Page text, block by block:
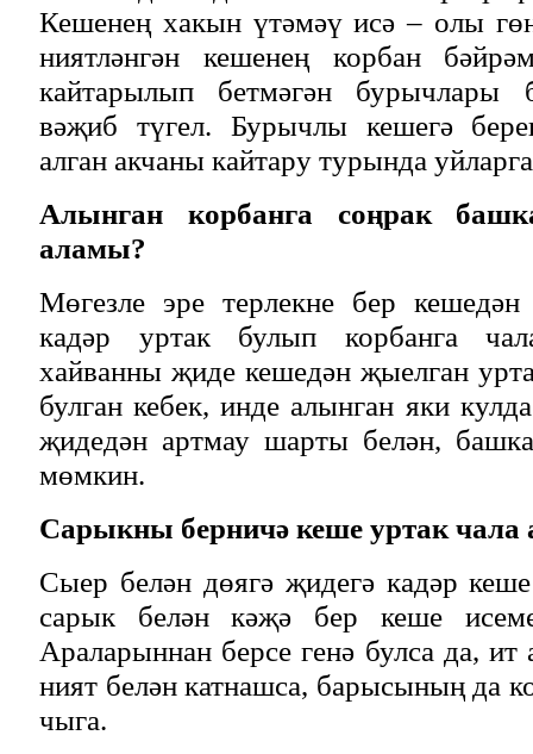
Кешенең хакын үтәмәү исә – олы
ниятләнгән кешенең корбан
кайтарылып бетмәгән бурычлары
вәҗиб түгел. Бурычлы кешегә
алган акчаны кайтару турында
Алынган корбанга соңрак
аламы?
Мөгезле эре терлекне бер
кадәр уртак булып корбанга
хайванны җиде кешедән җыелган
булган кебек, инде алынган яки
җидедән артмау шарты белән,
мөмкин.
Сарыкны берничә кеше уртак
Сыер белән дөягә җидегә кадәр
сарык белән кәҗә бер кеше
Араларыннан берсе генә булса да,
ният белән катнашса, барысының да
чыга.